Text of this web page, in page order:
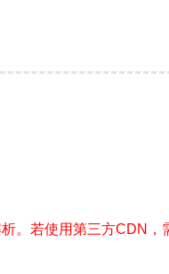
。若使用第三方CDN，